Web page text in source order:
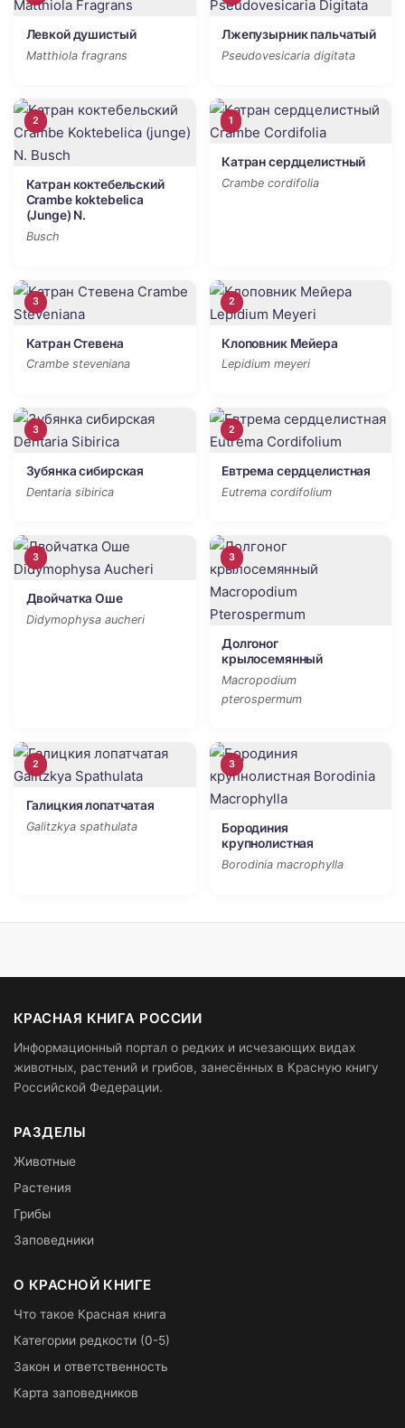
Левкой душистый
Matthiola fragrans
Лжепузырник пальчатый
Pseudovesicaria digitata
2
Катран коктебельский
Crambe koktebelica
(Junge) N.
Busch
1
Катран сердцелистный
Crambe cordifolia
3
Катран Стевена
Crambe steveniana
2
Клоповник Мейера
Lepidium meyeri
3
Зубянка сибирская
Dentaria sibirica
2
Евтрема сердцелистная
Eutrema cordifolium
3
Двойчатка Оше
Didymophysa aucheri
3
Долгоног
крылосемянный
Macropodium
pterospermum
2
Галицкия лопатчатая
Galitzkya spathulata
3
Бородиния
крупнолистная
Borodinia macrophylla
КРАСНАЯ КНИГА РОССИИ
Информационный портал о редких и исчезающих видах
животных, растений и грибов, занесённых в Красную книгу
Российской Федерации.
РАЗДЕЛЫ
Животные
Растения
Грибы
Заповедники
О КРАСНОЙ КНИГЕ
Что такое Красная книга
Категории редкости (0-5)
Закон и ответственность
Карта заповедников